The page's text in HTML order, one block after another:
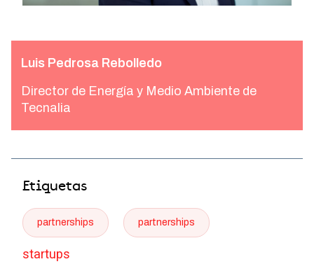
Luis Pedrosa Rebolledo
Director de Energía y Medio Ambiente de
Tecnalia
Etiquetas
partnerships partnerships
startups